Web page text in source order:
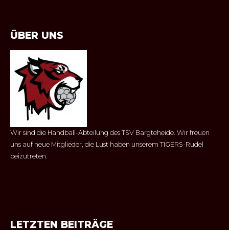
ÜBER UNS
Wir sind die Handball-Abteilung des TSV Bargteheide. Wir freuen
uns auf neue Mitglieder, die Lust haben unserem TIGERS-Rudel
beizutreten.
LETZTEN BEITRÄGE